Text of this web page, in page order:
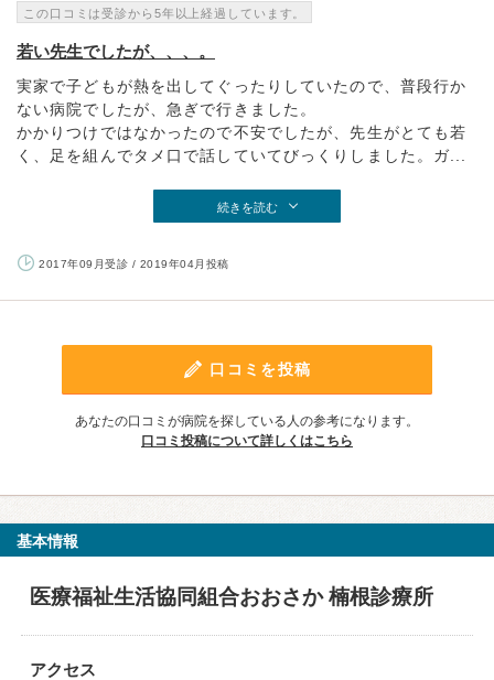
この口コミは受診から5年以上経過しています。
若い先生でしたが、、、。
実家で子どもが熱を出してぐったりしていたので、普段行か
ない病院でしたが、急ぎで行きました。
かかりつけではなかったので不安でしたが、先生がとても若
く、足を組んでタメ口で話していてびっくりしました。ガ...
続きを読む
2017年09月受診 / 2019年04月投稿
口コミを投稿
あなたの口コミが病院を探している人の参考になります。
口コミ投稿について詳しくはこちら
基本情報
医療福祉生活協同組合おおさか 楠根診療所
アクセス